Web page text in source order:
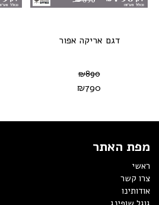
דגם אריקה אפור
₪890
₪790
מפת האתר
ראשי
צרו קשר
אודותינו